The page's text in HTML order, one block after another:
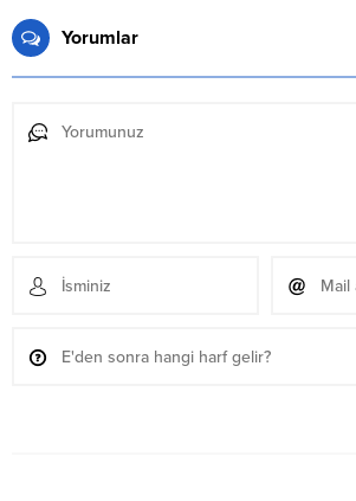
Yorumlar